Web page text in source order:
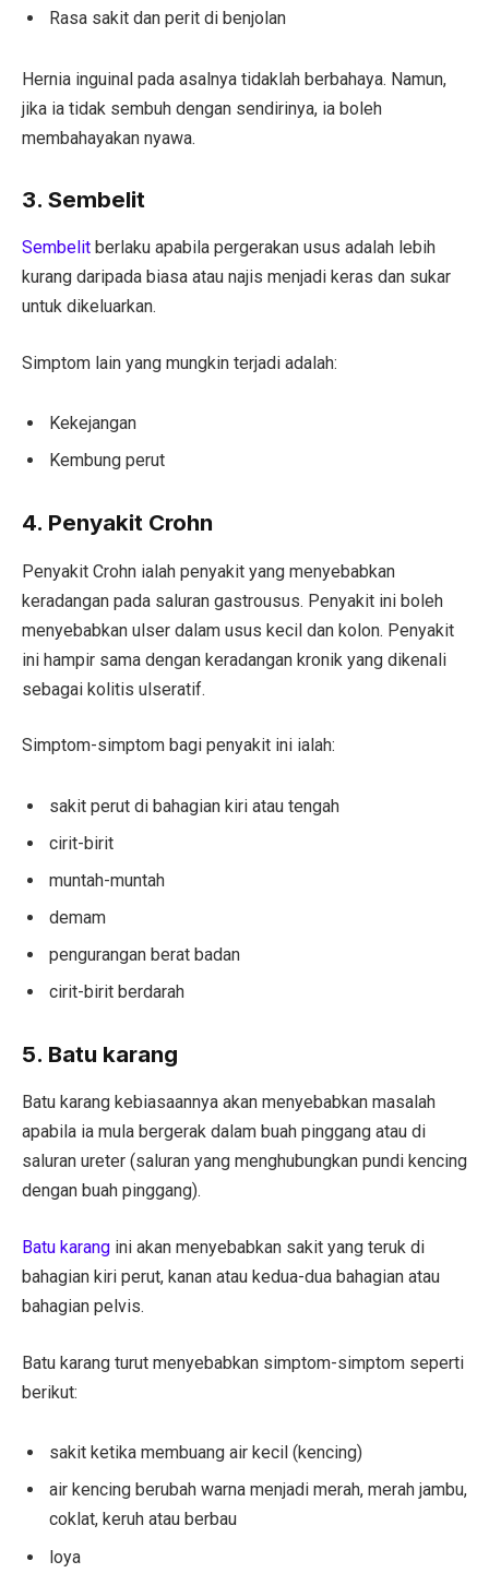
Rasa sakit dan perit di benjolan
Hernia inguinal pada asalnya tidaklah berbahaya. Namun,
jika ia tidak sembuh dengan sendirinya, ia boleh
membahayakan nyawa.
3. Sembelit
Sembelit berlaku apabila pergerakan usus adalah lebih
kurang daripada biasa atau najis menjadi keras dan sukar
untuk dikeluarkan.
Simptom lain yang mungkin terjadi adalah:
Kekejangan
Kembung perut
4. Penyakit Crohn
Penyakit Crohn ialah penyakit yang menyebabkan
keradangan pada saluran gastrousus. Penyakit ini boleh
menyebabkan ulser dalam usus kecil dan kolon. Penyakit
ini hampir sama dengan keradangan kronik yang dikenali
sebagai kolitis ulseratif.
Simptom-simptom bagi penyakit ini ialah:
sakit perut di bahagian kiri atau tengah
cirit-birit
muntah-muntah
demam
pengurangan berat badan
cirit-birit berdarah
5. Batu karang
Batu karang kebiasaannya akan menyebabkan masalah
apabila ia mula bergerak dalam buah pinggang atau di
saluran ureter (saluran yang menghubungkan pundi kencing
dengan buah pinggang).
Batu karang ini akan menyebabkan sakit yang teruk di
bahagian kiri perut, kanan atau kedua-dua bahagian atau
bahagian pelvis.
Batu karang turut menyebabkan simptom-simptom seperti
berikut:
sakit ketika membuang air kecil (kencing)
air kencing berubah warna menjadi merah, merah jambu,
coklat, keruh atau berbau
loya